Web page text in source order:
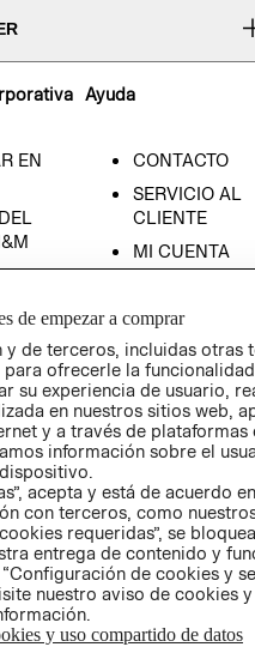
EN
CON
Ayuda
CONTACTO
SERVICIO AL
CLIENTE
MI CUENTA
- RETIRO EN
TIENDA
TÉRMINOS Y
CONDICIONES
AVISO DE
PRIVACIDAD
GIFT CARD
AVISO DE
COOKIES
de empezar a comprar
de terceros, incluidas otras
ofrecerle la
su experiencia de usuario,
en nuestros sitios web,
y a través de plataformas
información sobre el
acepta y está de acuerdo
con terceros, como
requeridas”, se
entrega de contenido y
de cookies y
nuestro aviso de cookies
y uso compartido de datos